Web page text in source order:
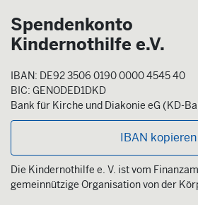
Spendenkonto
Kindernothilfe e.V.
IBAN: DE92 3506 0190 0000 4545 40
BIC: GENODED1DKD
Bank für Kirche und Diakonie eG (KD-
IBAN kopieren
Die Kindernothilfe e. V. ist vom
gemeinnützige Organisation von der